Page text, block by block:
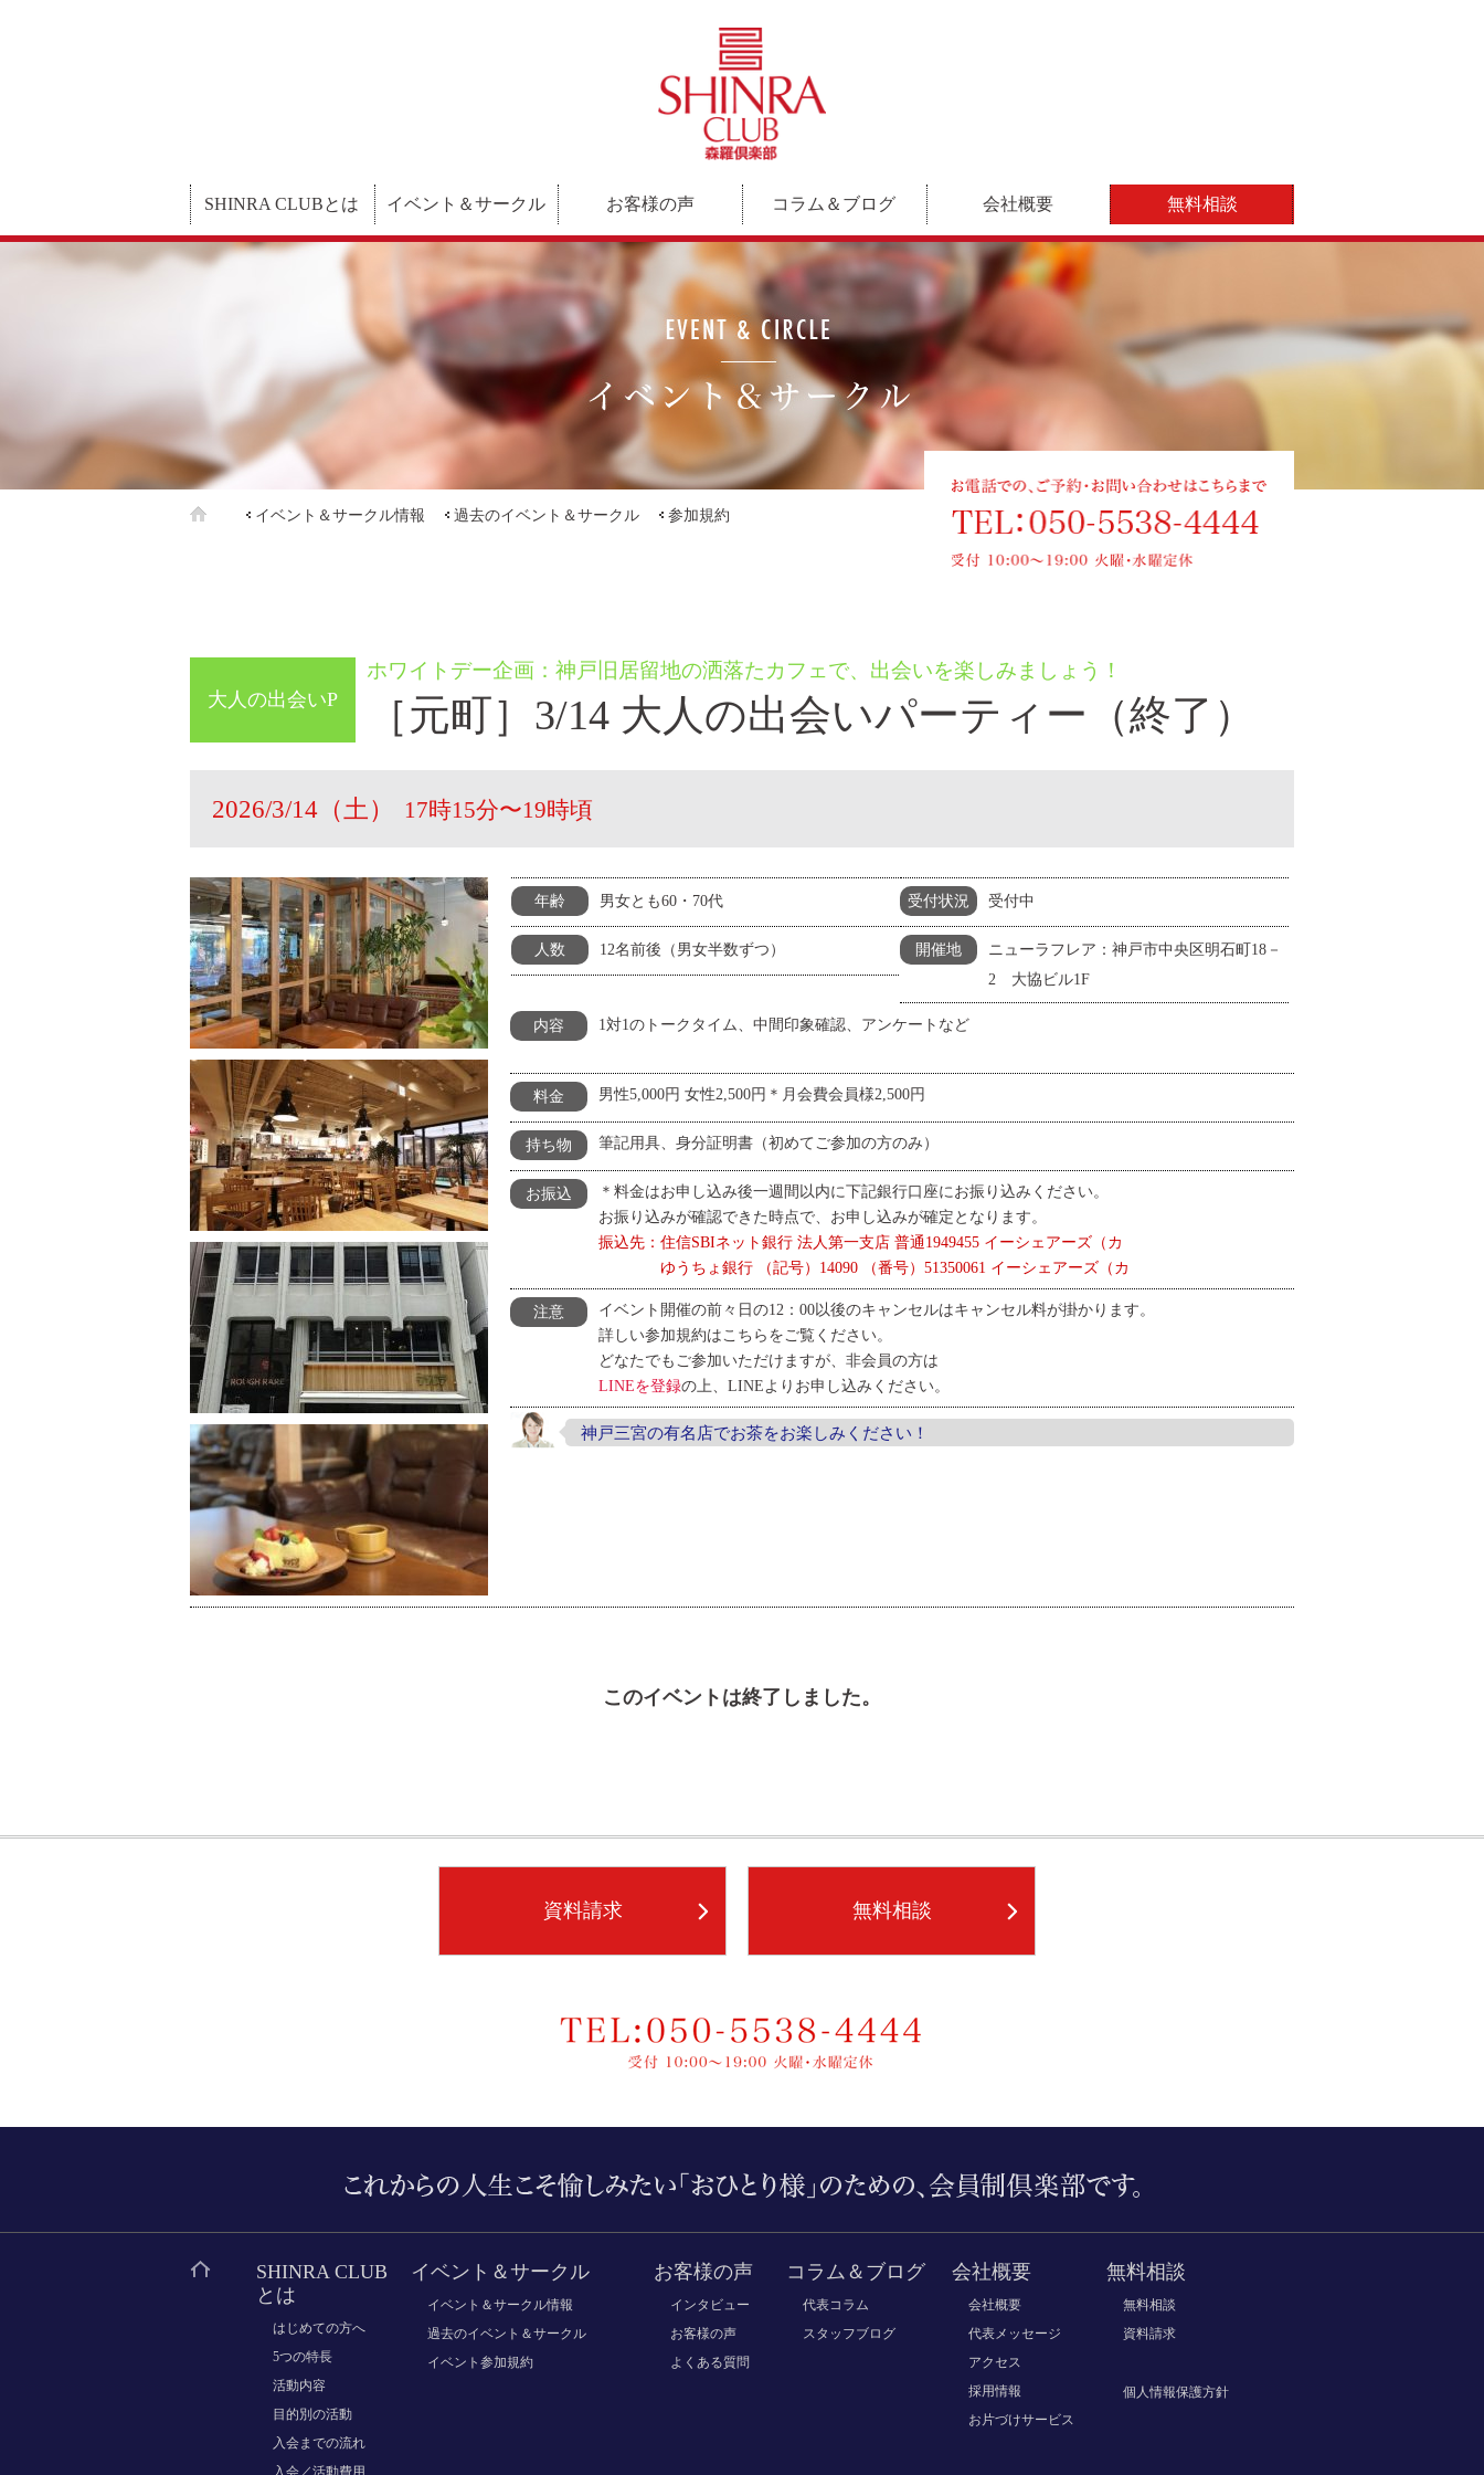
SHINRA CLUBとは イベント＆サークル お客様の声 コラム＆ブログ 会社概要 無料相談
イベント＆サークル情報 過去のイベント＆サークル 参加規約
大人の出会いP
ホワイトデー企画：神戸旧居留地の洒落たカフェで、出会いを楽しみましょう！
［元町］3/14 大人の出会いパーティー（終了）
2026/3/14（土） 17時15分〜19時頃
年齢 男女とも60・70代
人数 12名前後（男女半数ずつ）
受付状況 受付中
開催地
ニューラフレア：神戸市中央区明石町18－
2 大協ビル1F
内容 1対1のトークタイム、中間印象確認、アンケートなど
料金 男性5,000円 女性2,500円＊月会費会員様2,500円
持ち物 筆記用具、身分証明書（初めてご参加の方のみ）
お振込
＊料金はお申し込み後一週間以内に下記銀行口座にお振り込みください。
お振り込みが確認できた時点で、お申し込みが確定となります。
振込先：住信SBIネット銀行 法人第一支店 普通1949455 イーシェアーズ（カ
ゆうちょ銀行 （記号）14090 （番号）51350061 イーシェアーズ（カ
注意
イベント開催の前々日の12：00以後のキャンセルはキャンセル料が掛かります。
詳しい参加規約はこちらをご覧ください。
どなたでもご参加いただけますが、非会員の方は
LINEを登録の上、LINEよりお申し込みください。
神戸三宮の有名店でお茶をお楽しみください！
このイベントは終了しました。
資料請求 無料相談
SHINRA CLUB
とは
はじめての方へ
5つの特長
活動内容
目的別の活動
入会までの流れ
入会／活動費用
イベント＆サークル
イベント＆サークル情報
過去のイベント＆サークル
イベント参加規約
お客様の声
インタビュー
お客様の声
よくある質問
コラム＆ブログ
代表コラム
スタッフブログ
会社概要
会社概要
代表メッセージ
アクセス
採用情報
お片づけサービス
無料相談
無料相談
資料請求
個人情報保護方針